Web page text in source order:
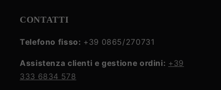
CONTATTI
Telefono fisso: +39 0865/270731
Assistenza clienti e gestione ordini: +39
333 6834 578